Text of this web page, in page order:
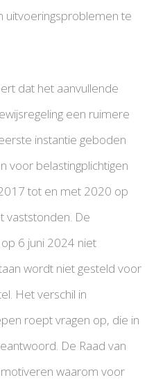
uitvoeringsproblemen te
dat het aanvullende
een ruimere
instantie geboden
voor belastingplichtigen
tot en met 2020 op
vaststonden. De
6 juni 2024 niet
wordt niet gesteld voor
Het verschil in
roept vragen op, die in
De Raad van
waarom voor